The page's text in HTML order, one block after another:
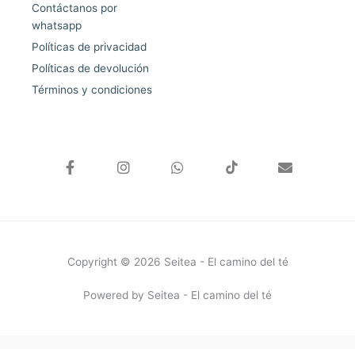
Contáctanos por
whatsapp
Políticas de privacidad
Políticas de devolución
Términos y condiciones
a
c
-
n
m
h
n
Copyright © 2026 Seitea - El camino del té
Powered by Seitea - El camino del té